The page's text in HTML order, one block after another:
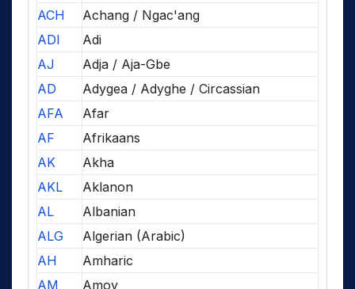
ACH
Achang / Ngac'ang
ADI
Adi
AJ
Adja / Aja-Gbe
AD
Adygea / Adyghe / Circassian
AFA
Afar
AF
Afrikaans
AK
Akha
AKL
Aklanon
AL
Albanian
ALG
Algerian (Arabic)
AH
Amharic
AM
Amoy